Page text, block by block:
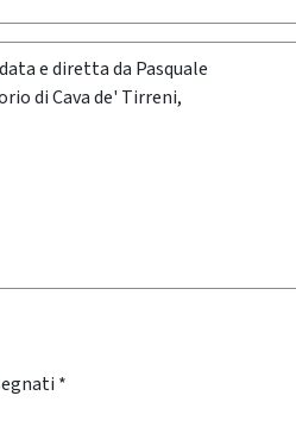
e diretta da Pasquale
di Cava de' Tirreni,
*